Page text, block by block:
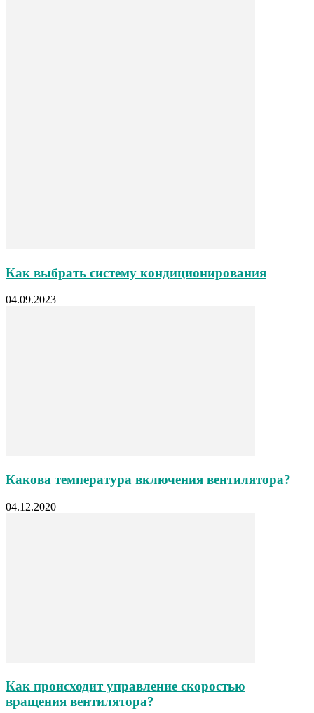
Как выбрать систему кондиционирования
04.09.2023
Какова температура включения вентилятора?
04.12.2020
Как происходит управление скоростью
вращения вентилятора?